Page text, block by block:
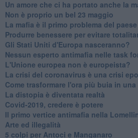
Un amore che ci ha portato anche la
Non è proprio un bel 23 maggio
La mafia è il primo problema del paese
Produrre benessere per evitare
Gli Stati Uniti d'Europa nasceranno?
Nessun esperto antimafia nelle task
L'Unione europea non è europeista?
La crisi del coronavirus è una crisi
Come trasformare l'ora più buia in
​La distopia è diventata realtà
Covid-2019, credere è potere
Il primo vertice antimafia nella
Arte ed illegalità
​5 colpi per Antoci e Manganaro